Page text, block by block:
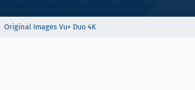
Original Images Vu+ Duo 4K